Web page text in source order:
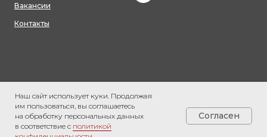
Наш сайт использует куки. Продолжая
им пользоваться, вы соглашаетесь
на обработку персональных данных
в соответствие с политикой
Согласен
Вакансии
Контакты
Согласие на обработку персональных данных
Политика
конфиденциальности
Политика обработки персональных данных